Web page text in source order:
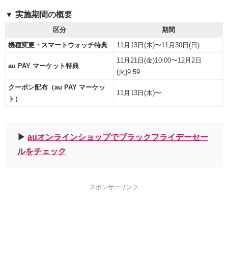
▼ 実施期間の概要
区分
期間
機種変更・スマートウォッチ特典
11月13日(木)〜11月30日(日)
au PAY マーケット特典
11月21日(金)10:00〜12月2日
(火)9:59
クーポン配布（au PAY マーケッ
ト）
11月13日(木)〜
▶︎ auオンラインショップでブラックフライデーセー
ルをチェック
スポンサーリンク